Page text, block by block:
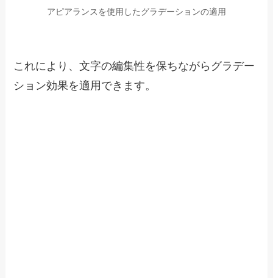
アピアランスを使用したグラデーションの適用
これにより、文字の編集性を保ちながらグラデー
ション効果を適用できます。